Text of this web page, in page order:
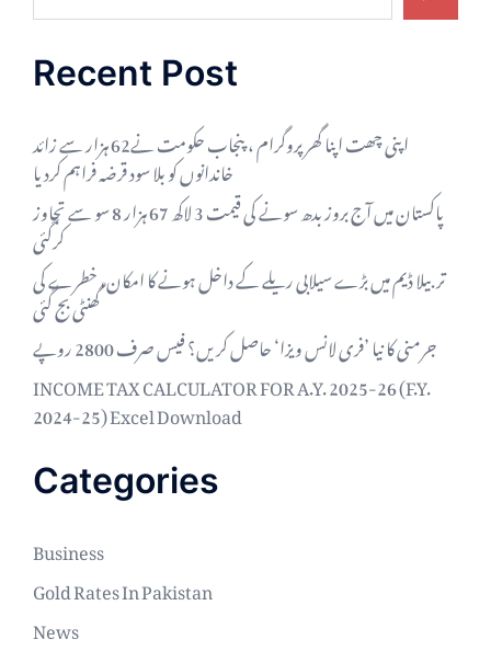
Recent Post
اپنی چھت اپنا گھر پروگرام ، پنجاب حکومت نے62 ہزار سے زائد
خاندانوں کو بلا سود قرضہ فراہم کردیا
پاکستان میں آج بروز بدھ سونے کی قیمت 3 لاکھ 67 ہزار 8 سو سے تجاوز
کرگئی
تربیلا ڈیم میں بڑے سیلابی ریلے کے داخل ہونے کا امکان، خطرے کی
گھنٹی بج گئی
جرمنی کا نیا ’فری لانس ویزا‘ حاصل کریں؟ فیس صرف 2800 روپے
INCOME TAX CALCULATOR FOR A.Y. 2025-26 (F.Y.
2024-25) Excel Download
Categories
Business
Gold Rates In Pakistan
News